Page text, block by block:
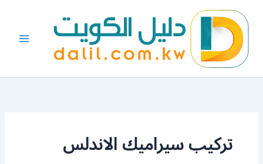
المحتوى
تركيب سيراميك الاندلس